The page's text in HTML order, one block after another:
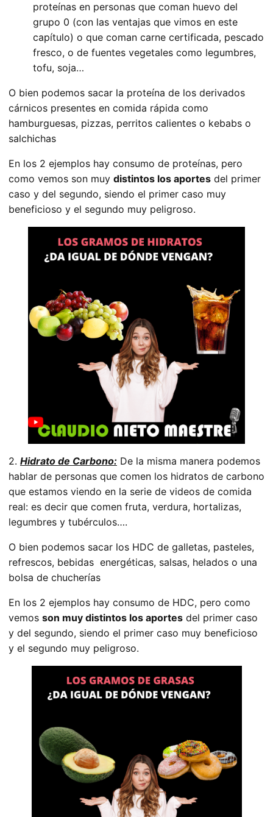
proteínas en personas que coman huevo del
grupo 0 (con las ventajas que vimos en este
capítulo) o que coman carne certificada, pescado
fresco, o de fuentes vegetales como legumbres,
tofu, soja…
O bien podemos sacar la proteína de los derivados
cárnicos presentes en comida rápida como
hamburguesas, pizzas, perritos calientes o kebabs o
salchichas
En los 2 ejemplos hay consumo de proteínas, pero
como vemos son muy distintos los aportes del primer
caso y del segundo, siendo el primer caso muy
beneficioso y el segundo muy peligroso.
2. Hidrato de Carbono: De la misma manera podemos
hablar de personas que comen los hidratos de carbono
que estamos viendo en la serie de videos de comida
real: es decir que comen fruta, verdura, hortalizas,
legumbres y tubérculos….
O bien podemos sacar los HDC de galletas, pasteles,
refrescos, bebidas energéticas, salsas, helados o una
bolsa de chucherías
En los 2 ejemplos hay consumo de HDC, pero como
vemos son muy distintos los aportes del primer caso
y del segundo, siendo el primer caso muy beneficioso
y el segundo muy peligroso.